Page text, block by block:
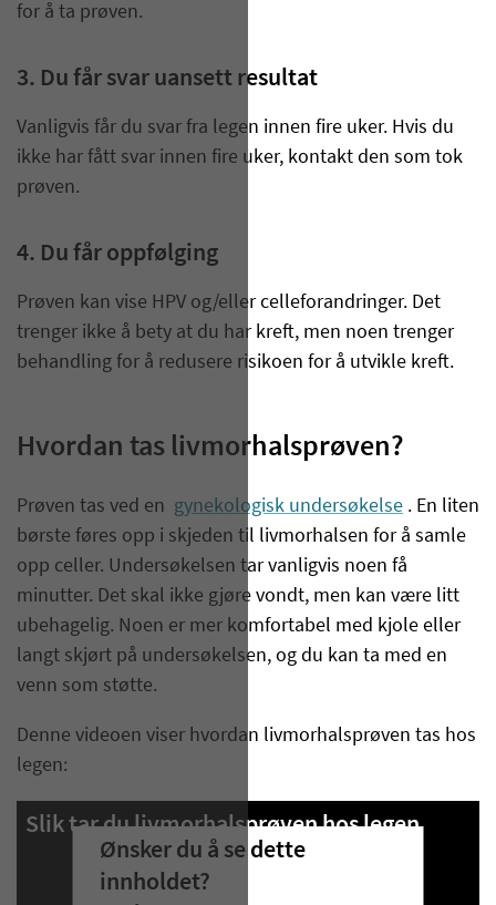
for å ta prøven.
3. Du får svar uansett resultat
Vanligvis får du svar fra legen innen fire uker. Hvis du
ikke har fått svar innen fire uker, kontakt den som tok
prøven.
4. Du får oppfølging
Prøven kan vise HPV og/eller celleforandringer. Det
trenger ikke å bety at du har kreft, men noen trenger
behandling for å redusere risikoen for å utvikle kreft.
Hvordan tas livmorhalsprøven?
Prøven tas ved en gynekologisk undersøkelse . En liten
børste føres opp i skjeden til livmorhalsen for å samle
opp celler. Undersøkelsen tar vanligvis noen få
minutter. Det skal ikke gjøre vondt, men kan være litt
ubehagelig. Noen er mer komfortabel med kjole eller
langt skjørt på undersøkelsen, og du kan ta med en
venn som støtte.
Denne videoen viser hvordan livmorhalsprøven tas hos
legen:
Slik tar du livmorhalsprøven hos legen
Ønsker du å se dette
innholdet?